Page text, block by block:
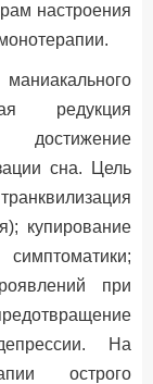
настроения
редукция
достижение
сна. Цель
купирование
при
На
острого